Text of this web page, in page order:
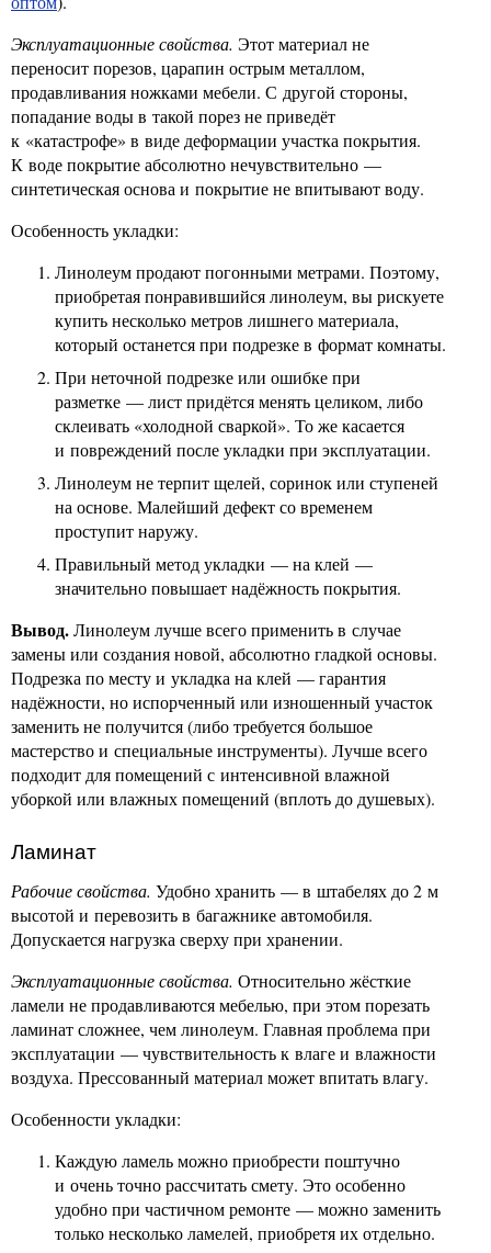
Эксплуатационные свойства. Этот материал не
переносит порезов, царапин острым металлом,
продавливания ножками мебели. С другой стороны,
попадание воды в такой порез не приведёт
к «катастрофе» в виде деформации участка покрытия.
К воде покрытие абсолютно нечувствительно —
синтетическая основа и покрытие не впитывают воду.
Особенность укладки:
Линолеум продают погонными метрами. Поэтому,
приобретая понравившийся линолеум, вы рискуете
купить несколько метров лишнего материала,
который останется при подрезке в формат комнаты.
При неточной подрезке или ошибке при
разметке — лист придётся менять целиком, либо
склеивать «холодной сваркой». То же касается
и повреждений после укладки при эксплуатации.
Линолеум не терпит щелей, соринок или ступеней
на основе. Малейший дефект со временем
проступит наружу.
Правильный метод укладки — на клей —
значительно повышает надёжность покрытия.
Вывод.Линолеум лучше всего применить в случае
замены или создания новой, абсолютно гладкой основы.
Подрезка по месту и укладка на клей — гарантия
надёжности, но испорченный или изношенный участок
заменить не получится (либо требуется большое
мастерство и специальные инструменты). Лучше всего
подходит для помещений с интенсивной влажной
уборкой или влажных помещений (вплоть до душевых).
Ламинат
Рабочие свойства. Удобно хранить — в штабелях до 2 м
высотой и перевозить в багажнике автомобиля.
Допускается нагрузка сверху при хранении.
Эксплуатационные свойства. Относительно жёсткие
ламели не продавливаются мебелью, при этом порезать
ламинат сложнее, чем линолеум. Главная проблема при
эксплуатации — чувствительность к влаге и влажности
воздуха. Прессованный материал может впитать влагу.
Особенности укладки:
Каждую ламель можно приобрести поштучно
и очень точно рассчитать смету. Это особенно
удобно при частичном ремонте — можно заменить
только несколько ламелей, приобретя их отдельно.